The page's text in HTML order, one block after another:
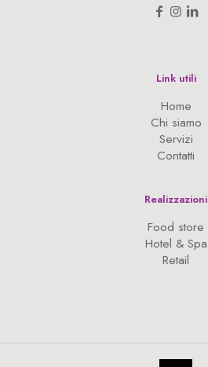
Link utili
Home
Chi siamo
Servizi
Contatti
Realizzazioni
Food store
Hotel & Spa
Retail